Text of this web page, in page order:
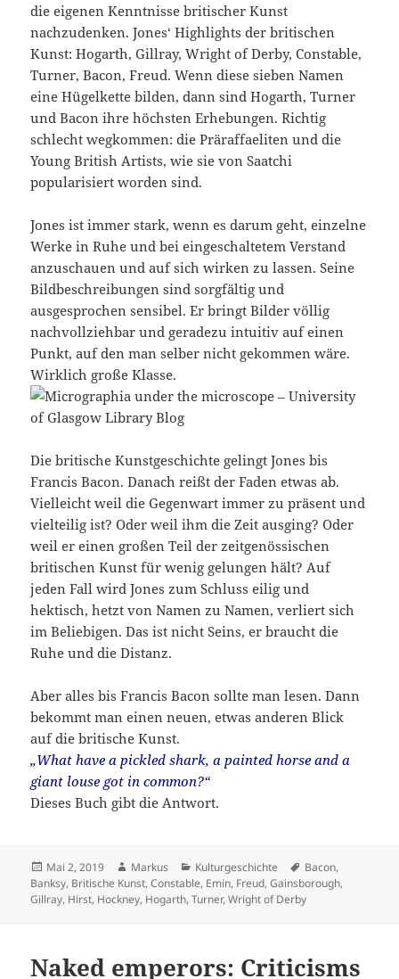
die eigenen Kenntnisse britischer Kunst
nachzudenken. Jones‘ Highlights der britischen
Kunst: Hogarth, Gillray, Wright of Derby, Constable,
Turner, Bacon, Freud. Wenn diese sieben Namen
eine Hügelkette bilden, dann sind Hogarth, Turner
und Bacon ihre höchsten Erhebungen. Richtig
schlecht wegkommen: die Präraffaeliten und die
Young British Artists, wie sie von Saatchi
popularisiert worden sind.
Jones ist immer stark, wenn es darum geht, einzelne
Werke in Ruhe und bei eingeschaltetem Verstand
anzuschauen und auf sich wirken zu lassen. Seine
Bildbeschreibungen sind sorgfältig und
ausgesprochen sensibel. Er bringt Bilder völlig
nachvollziehbar und geradezu intuitiv auf einen
Punkt, auf den man selber nicht gekommen wäre.
Wirklich große Klasse.
Die britische Kunstgeschichte gelingt Jones bis
Francis Bacon. Danach reißt der Faden etwas ab.
Vielleicht weil die Gegenwart immer zu präsent und
vielteilig ist? Oder weil ihm die Zeit ausging? Oder
weil er einen großen Teil der zeitgenössischen
britischen Kunst für wenig gelungen hält? Auf
jeden Fall wird Jones zum Schluss eilig und
hektisch, hetzt von Namen zu Namen, verliert sich
im Beliebigen. Das ist nicht Seins, er braucht die
Ruhe und die Distanz.
Aber alles bis Francis Bacon sollte man lesen. Dann
bekommt man einen neuen, etwas anderen Blick
auf die britische Kunst.
„What have a pickled shark, a painted horse and a
giant louse got in common?“
Dieses Buch gibt die Antwort.
Veröffentlicht
am
Mai 2, 2019 Autor
Markus Kategorien
Kulturgeschichte Schlagwörter
Bacon,
Banksy, Britische Kunst,Constable, Emin, Freud,Gainsborough,
Gillray, Hirst, Hockney, Hogarth,Turner,Wright of Derby
Naked emperors: Criticisms